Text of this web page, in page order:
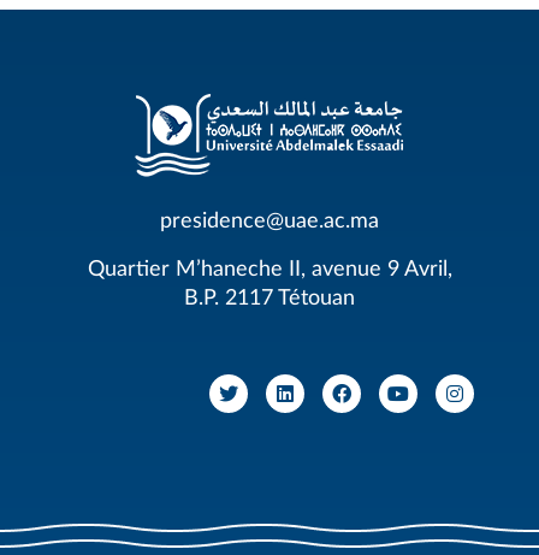
presidence@uae.ac.ma
Quartier M’haneche II, avenue 9 Avril,
B.P. 2117 Tétouan